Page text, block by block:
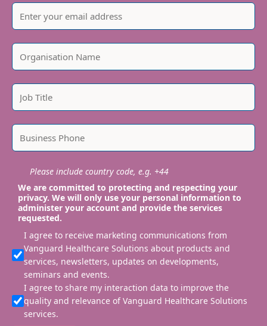
Please include country code, e.g. +44
We are committed to protecting and respecting your
privacy. We will only use your personal information to
administer your account and provide the services
requested.
I agree to receive marketing communications from
Vanguard Healthcare Solutions about products and
services, newsletters, updates on developments,
seminars and events.
I agree to share my interaction data to improve the
quality and relevance of Vanguard Healthcare Solutions
services.